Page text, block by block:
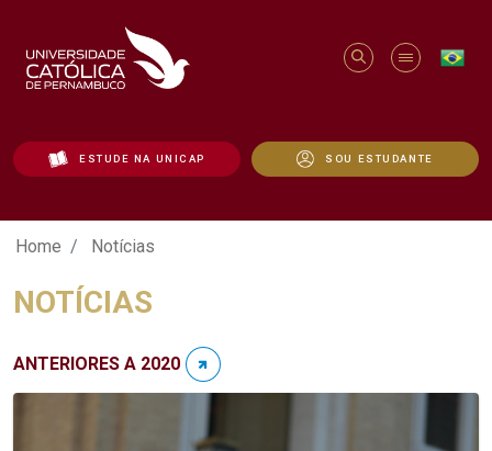
ESTUDE NA UNICAP SOU ESTUDANTE
Notícias - Unicap
Home Notícias
NOTÍCIAS
ANTERIORES A 2020